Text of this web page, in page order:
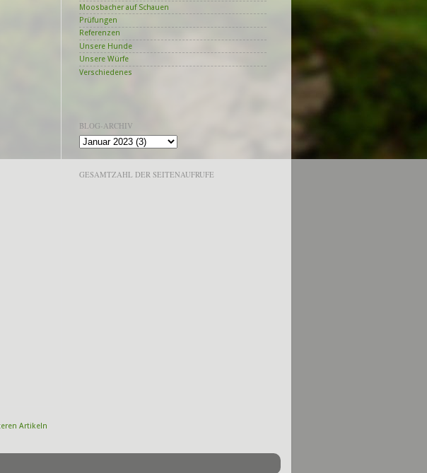
Artikeln
Moosbacher auf Schauen
Prüfungen
Referenzen
Unsere Hunde
Unsere Würfe
Verschiedenes
BLOG-ARCHIV
GESAMTZAHL DER SEITENAUFRUFE